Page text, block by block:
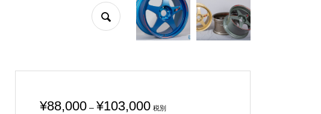
¥88,000 – ¥103,000 税別